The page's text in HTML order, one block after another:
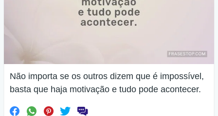
Não importa se os outros dizem que é impossível,
basta que haja motivação e tudo pode acontecer.